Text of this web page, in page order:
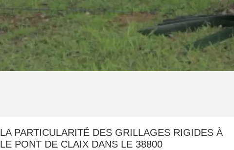
LA PARTICULARITÉ DES GRILLAGES RIGIDES À
LE PONT DE CLAIX DANS LE 38800